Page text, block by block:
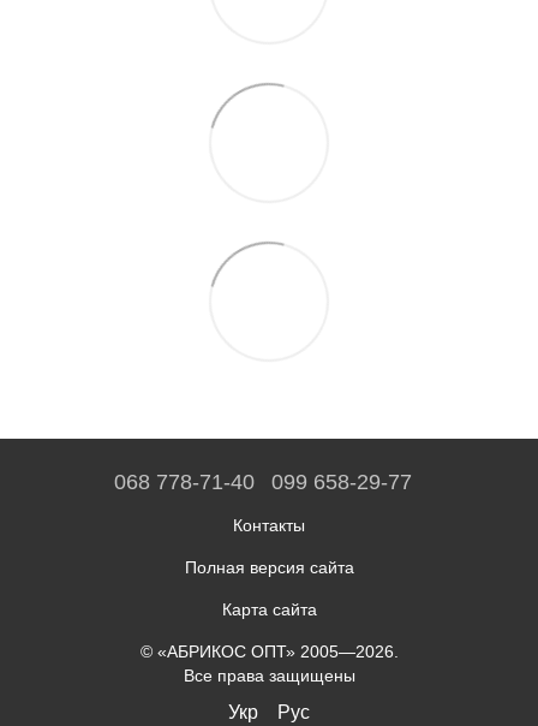
068 778-71-40 099 658-29-77
Контакты
Полная версия сайта
Карта сайта
© «АБРИКОС ОПТ» 2005—2026.
Все права защищены
Укр Рус